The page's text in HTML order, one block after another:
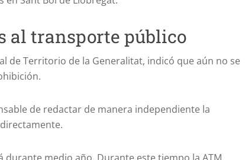
al transporte público
de Territorio de la Generalitat, indicó que aún no se
de redactar de manera independiente la